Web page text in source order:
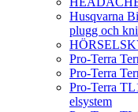
Husqvarna
plugg och
Pro-Terra
Pro-Terra
Pro-Terra
elsystem